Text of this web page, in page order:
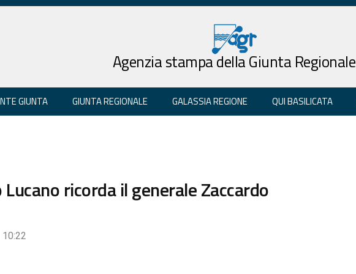
Agenzia stampa della Giunta Regionale
GIUNTA GIUNTA REGIONALE GALASSIA REGIONE QUI BASILICATA
ricorda il generale Zaccardo
10:22